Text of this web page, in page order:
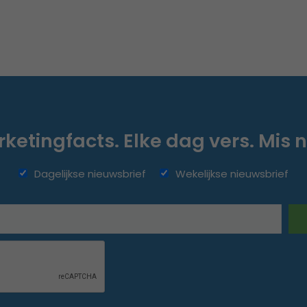
Elke dag vers. Mis
Dagelijkse nieuwsbrief Wekelijkse nieuwsbrief